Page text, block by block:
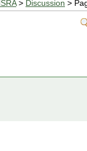
> Discussion >